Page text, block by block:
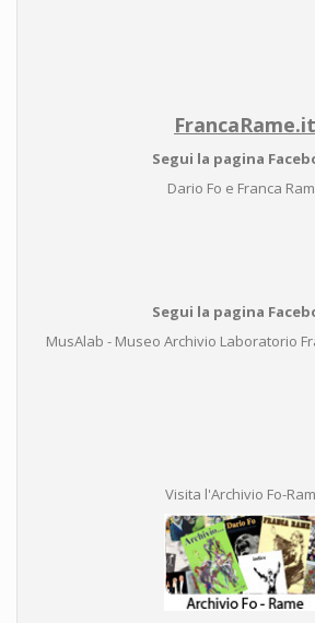
FrancaRame.it
Segui la pagina
Dario Fo e Franca
Segui la pagina
MusAlab - Museo Archivio Laboratorio
Visita l'Archivio Fo-